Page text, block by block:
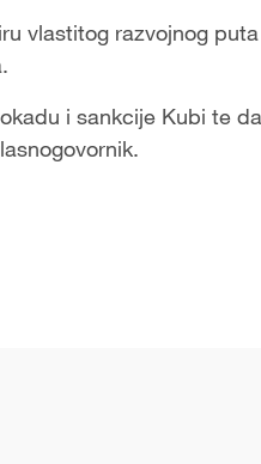
vlastitog razvojnog
i sankcije Kubi te